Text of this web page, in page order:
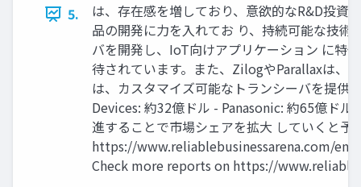
5.
は、存在感を増しており、意欲的なR&D投資
品の開発に力を入れてお り、持続可能な技
バを開発し、IoT向けアプリケーション に特
待されています。また、ZilogやParallaxは、
は、カスタマイズ可能なトランシーバを提供
Devices: 約32億ドル - Panasonic: 約65億ド
進することで市場シェアを拡大 していくと予
https://www.reliablebusinessarena.com/
Check more reports on https://